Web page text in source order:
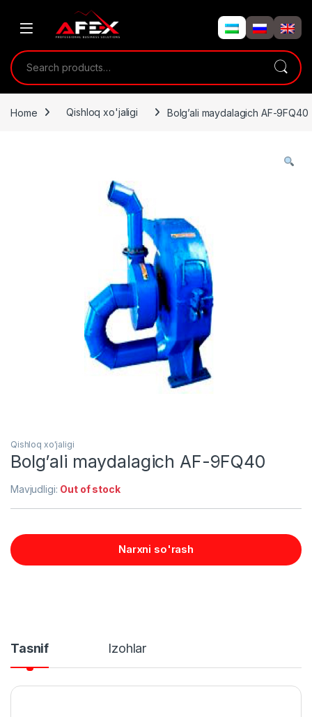
Search for:
Home Qishloq xo'jaligi Bolg’ali maydalagich AF-9FQ40
Qishloq xo'jaligi
Bolg’ali maydalagich AF-9FQ40
Mavjudligi: Out of stock
Narxni so'rash
Tasnif Izohlar